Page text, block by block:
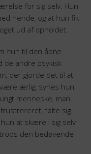
for sig selv. Hun
hende, og at hun fik
ud af opholdet.
hun til den åbne
de andre psykisk
der gjorde det til at
ærlig, synes hun,
menneske, man
følte sig
at skære i sig selv
den bedøvende